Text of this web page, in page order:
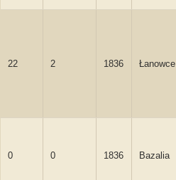
22 2 1836 Łanowce
0 0 1836 Bazalia